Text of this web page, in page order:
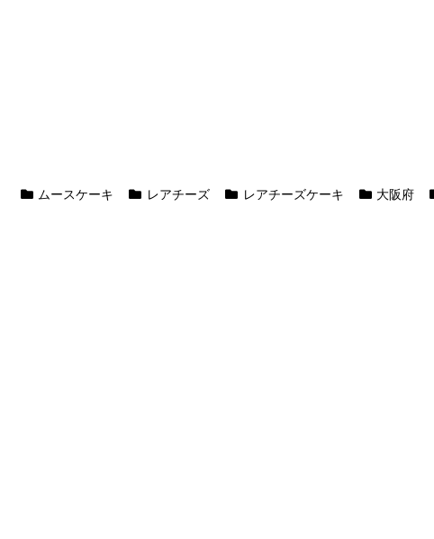
ムースケーキ レアチーズ レアチーズケーキ 大阪府